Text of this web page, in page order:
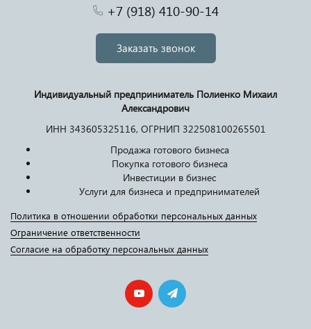
+7 (918) 410-90-14
Заказать звонок
Индивидуальный предприниматель Полиенко Михаил
Александрович
ИНН 343605325116, ОГРНИП 322508100265501
Продажа готового бизнеса
Покупка готового бизнеса
Инвестиции в бизнес
Услуги для бизнеса и предпринимателей
Политика в отношении обработки персональных данных
Ограничение ответственности
Согласие на обработку персональных данных